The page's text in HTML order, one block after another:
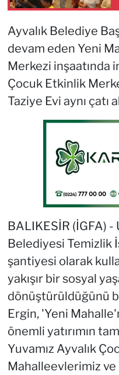
Ayvalık Belediye
devam eden Yeni
Merkezi inşaatında
Çocuk Etkinlik
Taziye Evi aynı çatı
BALIKESİR (İGFA) -
Belediyesi Temizlik
şantiyesi olarak
yakışır bir sosyal
dönüştürüldüğünü
Ergin, 'Yeni
önemli yatırımın
Yuvamız Ayvalık
Mahalleevlerimiz ve